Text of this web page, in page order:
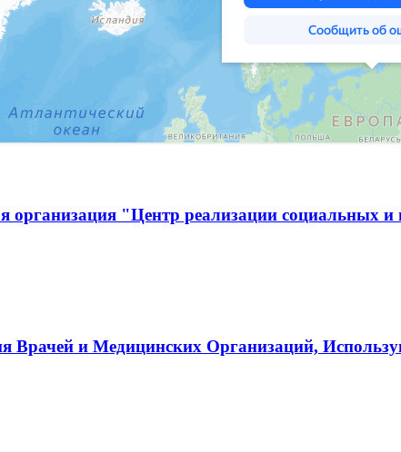
организация "Центр реализации социальных
Врачей и Медицинских Организаций,